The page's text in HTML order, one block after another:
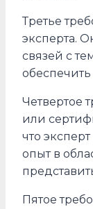
Третье
эксперта.
связей с
Четвертое
или
что
опыт в
Пятое